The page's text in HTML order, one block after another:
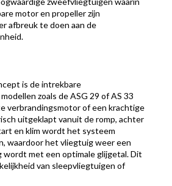
motor en propeller zijn
afbreuk te doen aan de
is de intrekbare
zoals de ASG 29 of AS 33
verbrandingsmotor of een krachtige
uitgeklapt vanuit de romp, achter
en klim wordt het systeem
waardoor het vliegtuig weer een
met een optimale glijgetal. Dit
van sleepvliegtuigen of